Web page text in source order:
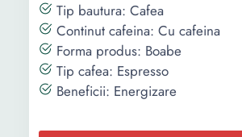
Tip bautura: Cafea
Continut cafeina: Cu cafeina
Forma produs: Boabe
Tip cafea: Espresso
Beneficii: Energizare